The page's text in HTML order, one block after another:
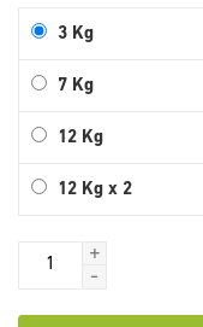
3 Kg
7 Kg
12 Kg
12 Kg x 2
+
-